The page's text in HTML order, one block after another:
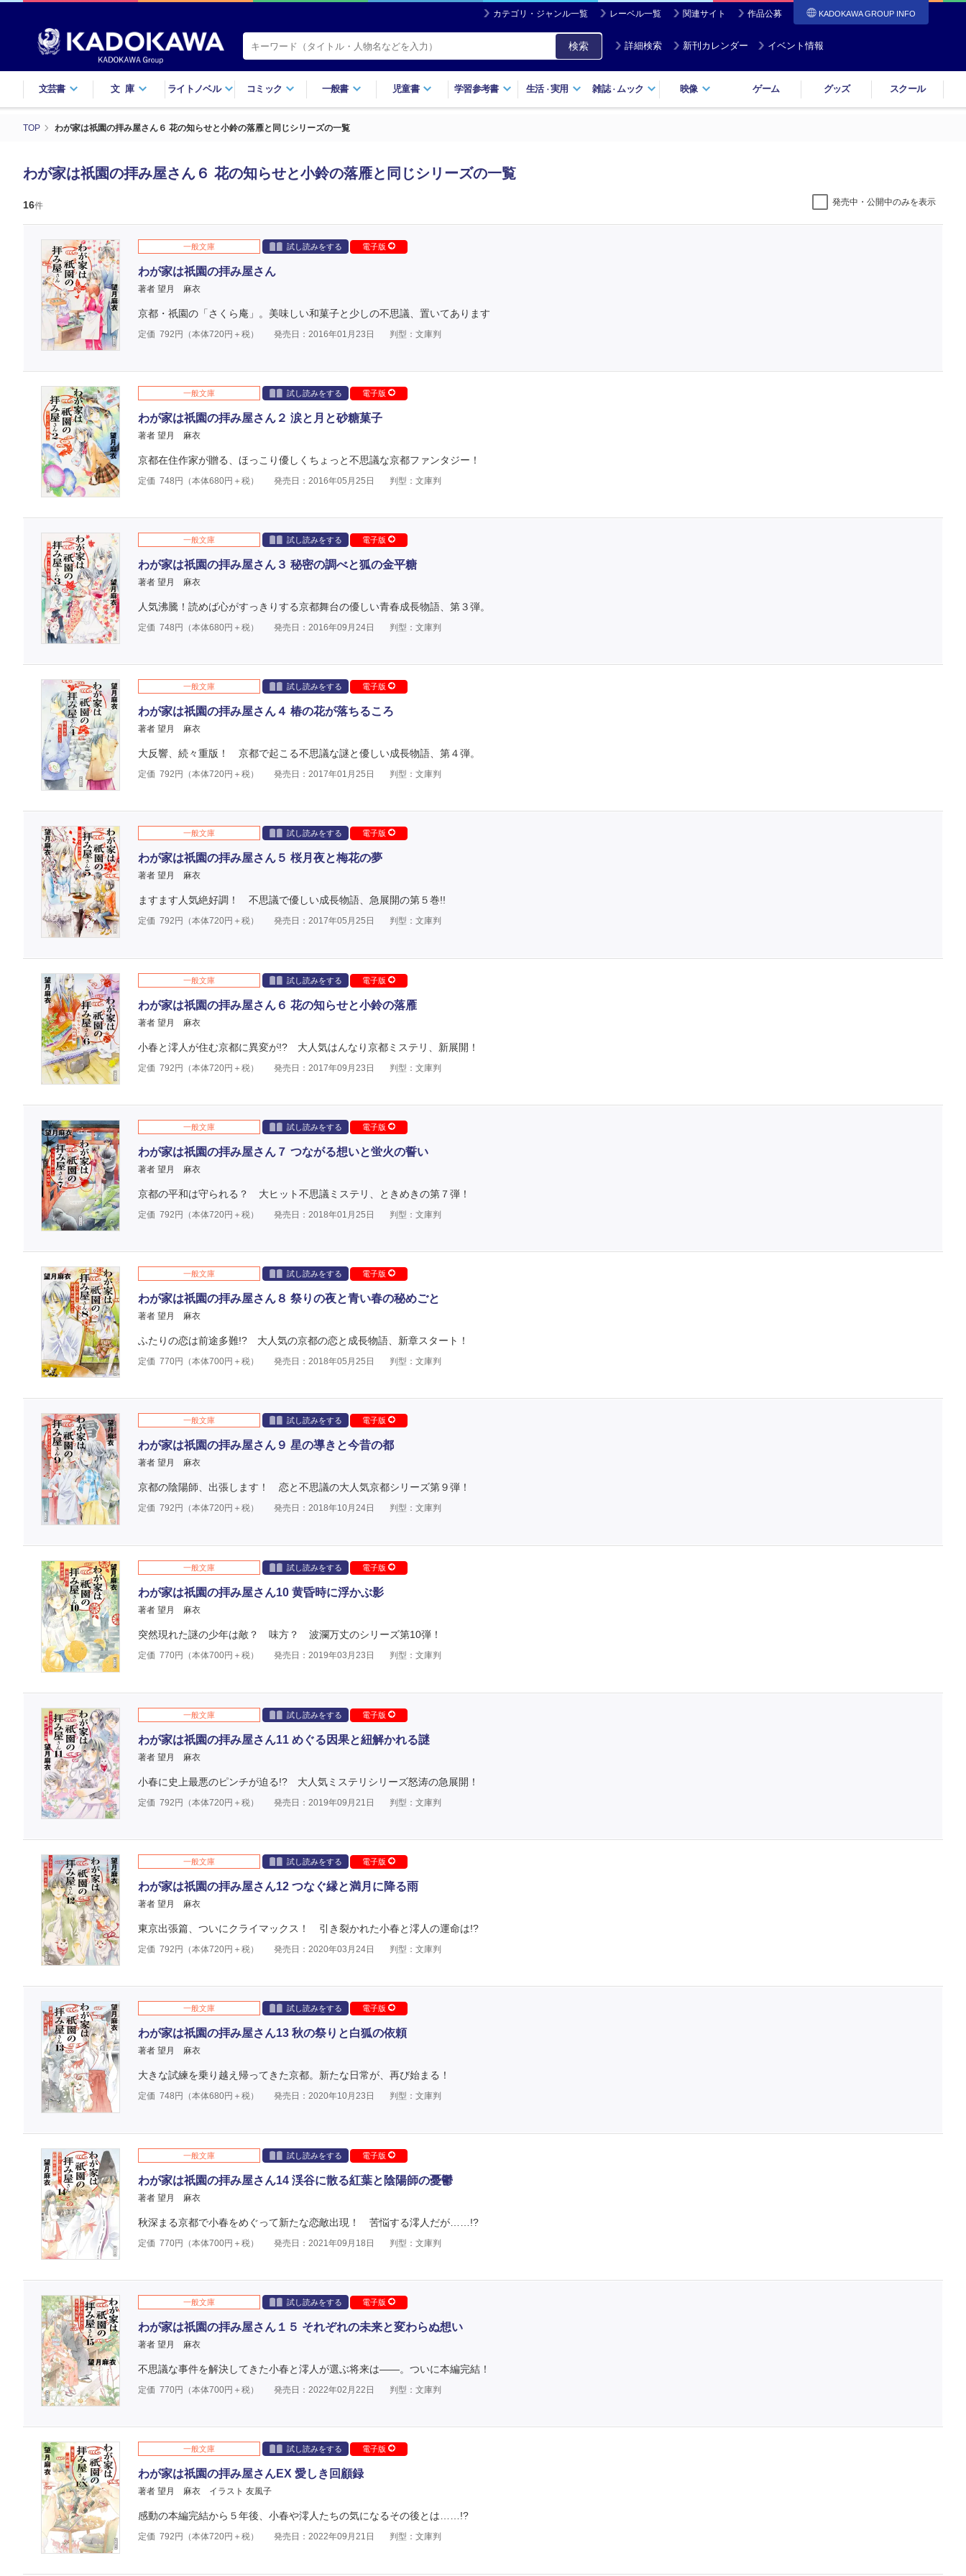
カテゴリ・ジャンル一覧 レーベル一覧 関連サイト 作品公募 KADOKAWA GROUP INFO
検索 詳細検索 新刊カレンダー イベント情報
文芸書 文庫 ライトノベル コミック 一般書 児童書 学習参考書 生活・実用 雑誌・ ムック 映像 ゲーム グッズ スクール
TOP わが家は祇園の拝み屋さん６ 花の知らせと小鈴の落雁と同じシリーズの一覧
わが家は祇園の拝み屋さん６ 花の知らせと小鈴の落雁と同じシリーズの一覧
16件 発売中・公開中のみを表示
一般文庫 試し読みをする 電子版
わが家は祇園の拝み屋さん
著者 望月 麻衣
京都・祇園の「さくら庵」。美味しい和菓子と少しの不思議、置いてあります
定価 792 円（本体720円＋税） 発売日：2016年01月23日 判型：文庫判
一般文庫 試し読みをする 電子版
わが家は祇園の拝み屋さん２ 涙と月と砂糖菓子
著者 望月 麻衣
京都在住作家が贈る、ほっこり優しくちょっと不思議な京都ファンタジー！
定価 748 円（本体680円＋税） 発売日：2016年05月25日 判型：文庫判
一般文庫 試し読みをする 電子版
わが家は祇園の拝み屋さん３ 秘密の調べと狐の金平糖
著者 望月 麻衣
人気沸騰！読めば心がすっきりする京都舞台の優しい青春成長物語、第３弾。
定価 748 円（本体680円＋税） 発売日：2016年09月24日 判型：文庫判
一般文庫 試し読みをする 電子版
わが家は祇園の拝み屋さん４ 椿の花が落ちるころ
著者 望月 麻衣
大反響、続々重版！ 京都で起こる不思議な謎と優しい成長物語、第４弾。
定価 792 円（本体720円＋税） 発売日：2017年01月25日 判型：文庫判
一般文庫 試し読みをする 電子版
わが家は祇園の拝み屋さん５ 桜月夜と梅花の夢
著者 望月 麻衣
ますます人気絶好調！ 不思議で優しい成長物語、急展開の第５巻!!
定価 792 円（本体720円＋税） 発売日：2017年05月25日 判型：文庫判
一般文庫 試し読みをする 電子版
わが家は祇園の拝み屋さん６ 花の知らせと小鈴の落雁
著者 望月 麻衣
小春と澪人が住む京都に異変が!? 大人気はんなり京都ミステリ、新展開！
定価 792 円（本体720円＋税） 発売日：2017年09月23日 判型：文庫判
一般文庫 試し読みをする 電子版
わが家は祇園の拝み屋さん７ つながる想いと蛍火の誓い
著者 望月 麻衣
京都の平和は守られる？ 大ヒット不思議ミステリ、ときめきの第７弾！
定価 792 円（本体720円＋税） 発売日：2018年01月25日 判型：文庫判
一般文庫 試し読みをする 電子版
わが家は祇園の拝み屋さん８ 祭りの夜と青い春の秘めごと
著者 望月 麻衣
ふたりの恋は前途多難!? 大人気の京都の恋と成長物語、新章スタート！
定価 770円（本体700円＋税） 発売日：2018年05月25日 判型：文庫判
一般文庫 試し読みをする 電子版
わが家は祇園の拝み屋さん９ 星の導きと今昔の都
著者 望月 麻衣
京都の陰陽師、出張します！ 恋と不思議の大人気京都シリーズ第９弾！
定価 792 円（本体720円＋税） 発売日：2018年10月24日 判型：文庫判
一般文庫 試し読みをする 電子版
わが家は祇園の拝み屋さん10 黄昏時に浮かぶ影
著者 望月 麻衣
突然現れた謎の少年は敵？ 味方？ 波瀾万丈のシリーズ第10弾！
定価 770円（本体700円＋税） 発売日：2019年03月23日 判型：文庫判
一般文庫 試し読みをする 電子版
わが家は祇園の拝み屋さん11 めぐる因果と紐解かれる謎
著者 望月 麻衣
小春に史上最悪のピンチが迫る!? 大人気ミステリシリーズ怒涛の急展開！
定価 792 円（本体720円＋税） 発売日：2019年09月21日 判型：文庫判
一般文庫 試し読みをする 電子版
わが家は祇園の拝み屋さん12 つなぐ縁と満月に降る雨
著者 望月 麻衣
東京出張篇、ついにクライマックス！ 引き裂かれた小春と澪人の運命は!?
定価 792 円（本体720円＋税） 発売日：2020年03月24日 判型：文庫判
一般文庫 試し読みをする 電子版
わが家は祇園の拝み屋さん13 秋の祭りと白狐の依頼
著者 望月 麻衣
大きな試練を乗り越え帰ってきた京都。新たな日常が、再び始まる！
定価 748 円（本体680円＋税） 発売日：2020年10月23日 判型：文庫判
一般文庫 試し読みをする 電子版
わが家は祇園の拝み屋さん14 渓谷に散る紅葉と陰陽師の憂鬱
著者 望月 麻衣
秋深まる京都で小春をめぐって新たな恋敵出現！ 苦悩する澪人だが……!?
定価 770円（本体700円＋税） 発売日：2021年09月18日 判型：文庫判
一般文庫 試し読みをする 電子版
わが家は祇園の拝み屋さん１５ それぞれの未来と変わらぬ想い
著者 望月 麻衣
不思議な事件を解決してきた小春と澪人が選ぶ将来は――。ついに本編完結！
定価 770円（本体700円＋税） 発売日：2022年02月22日 判型：文庫判
一般文庫 試し読みをする 電子版
わが家は祇園の拝み屋さんEX 愛しき回顧録
著者 望月 麻衣 イラスト 友風子
感動の本編完結から５年後、小春や澪人たちの気になるその後とは……!?
定価 792 円（本体720円＋税） 発売日：2022年09月21日 判型：文庫判